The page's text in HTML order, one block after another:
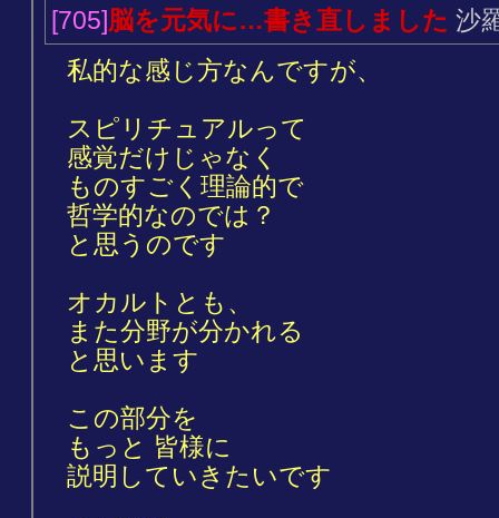
[705]脳を元気に…書き直しました 沙
私的な感じ方なんですが、
スピリチュアルって
感覚だけじゃなく
ものすごく理論的で
哲学的なのでは？
と思うのです
オカルトとも、
また分野が分かれる
と思います
この部分を
もっと 皆様に
説明していきたいです